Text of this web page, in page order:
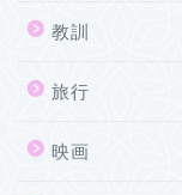
教訓
旅行
映画